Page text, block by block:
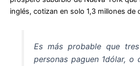
inglés, cotizan en solo 1,3 millones de
Es más probable que
personas paguen 1dólar, o